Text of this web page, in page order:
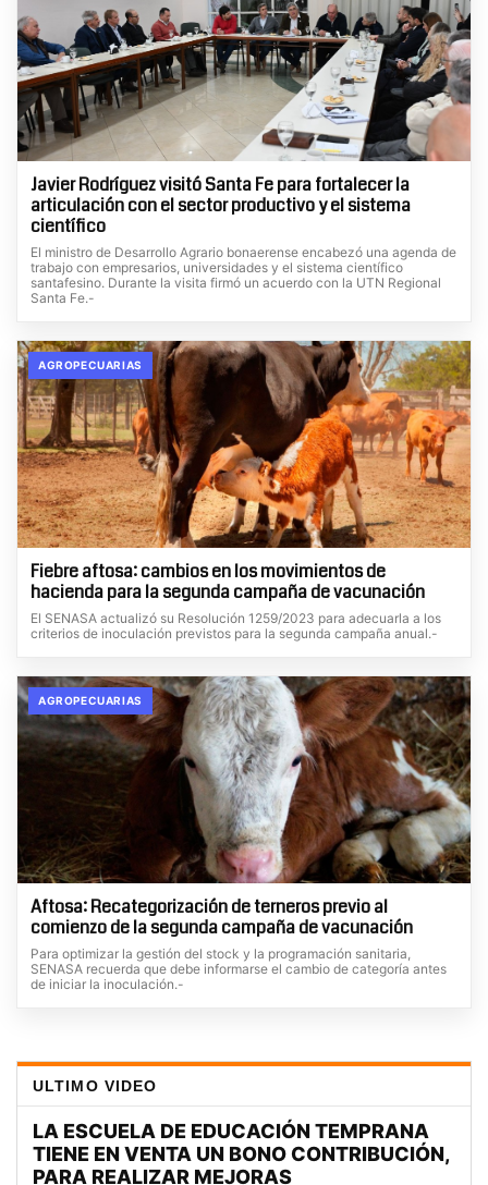
Javier Rodríguez visitó Santa Fe para fortalecer la
articulación con el sector productivo y el sistema
científico
El ministro de Desarrollo Agrario bonaerense encabezó una agenda de
trabajo con empresarios, universidades y el sistema científico
santafesino. Durante la visita firmó un acuerdo con la UTN Regional
Santa Fe.-
AGROPECUARIAS
Fiebre aftosa: cambios en los movimientos de
hacienda para la segunda campaña de vacunación
El SENASA actualizó su Resolución 1259/2023 para adecuarla a los
criterios de inoculación previstos para la segunda campaña anual.-
AGROPECUARIAS
Aftosa: Recategorización de terneros previo al
comienzo de la segunda campaña de vacunación
Para optimizar la gestión del stock y la programación sanitaria,
SENASA recuerda que debe informarse el cambio de categoría antes
de iniciar la inoculación.-
ULTIMO VIDEO